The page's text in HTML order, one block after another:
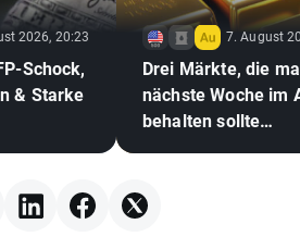
2026, 20:23
Schock,
& Starke
7. August
Drei Märkte, die
nächste Woche im
behalten sollte